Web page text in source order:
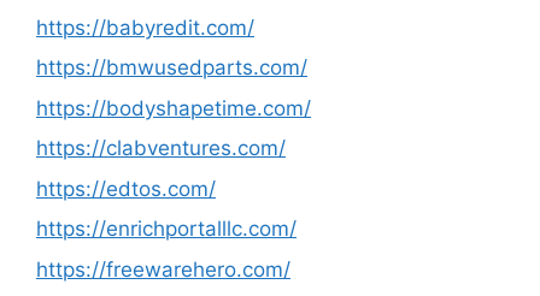
https://babyredit.com/
https://bmwusedparts.com/
https://bodyshapetime.com/
https://clabventures.com/
https://edtos.com/
https://enrichportalllc.com/
https://freewarehero.com/